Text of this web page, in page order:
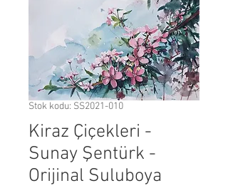
Stok kodu: SS2021-010
Kiraz Çiçekleri -
Sunay Şentürk -
Orijinal Suluboya